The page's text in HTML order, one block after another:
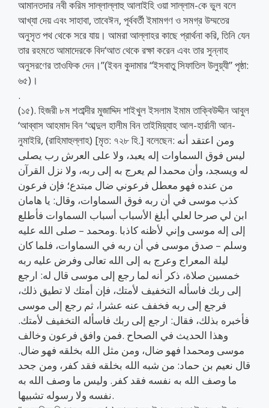
আমানতদার নবী করিম সাল্লাল্লাহু আলাইহি ওয়া সাল্লাম-কে ভুল বলে
আখ্যা দেয় এবং সাহাবা, তাবেঈন, পূর্ববর্তী ইমামগণ ও সমগ্র উম্মতের
অনুসৃত পথ থেকে সরে যায়। আমরা আল্লাহর কাছে প্রার্থনা করি, তিনি যেন
তার রহমতে আমাদেরকে বিদ‘আত থেকে রক্ষা করেন এবং তার সুন্নাহ
অনুসরণের তাওফিক দেন।”(ইবন কুদামার “ইসবাতু সিফাতিল উলুয়্যী” পৃষ্ঠা:
৬৫)।
.
(১৫). হিজরী ৮ম শতাব্দীর মুজাদ্দিদ শাইখুল ইসলাম ইমাম তাক্বিউদ্দীন আবুল
‘আব্বাস আহমাদ বিন ‘আব্দুল হালীম বিন তাইমিয়্যাহ আল-হার্রানী আন-
নুমাইরি, (রাহিমাহুল্লাহ) [মৃত: ৭২৮ হি.] বলেছেন: ومن اعتقد أنه
ليس فوق السماوات إله يعبد، ولا على العرش رب يصلى
له ويسجد، وأن محمدا لم يعرج به إلى ربه، ولا نزل القرآن
من عنده فهو معطل فرعوني ضال مبتدع؛ فإن فرعون
كذب موسى في أن ربه فوق السماوات، وقال: يا هامان
ابن لي صرحا لعلي أبلغ الأسباب أسباب السماوات فأطلع
إلى إله موسى وإني لأظنه كاذبا .ومحمد – صلى الله عليه
وسلم – صدق موسى في أن ربه في السماوات، فلما كان
ليلة المعراج وعرج به إلى الله تعالى وفرض عليه ربه
خمسين صلاة، ذكر أنه لما رجع إلى موسى قال له: ارجع
إلى ربك فاسأله التخفيف لأمتك، فإن أمتك لا تطيق ذلك،
فرجع إلى ربه فخفف عنه عشرا، ثم رجع إلى موسى
فأخبره بذلك، فقال: ارجع إلى ربك فاسأله التخفيف لأمتك.
وهذا الحديث في الصحاح .فمن وافق فرعون وخالف
موسى ومحمدا فهو ضال، ومن مثل الله بخلقه فهو ضال.
قال نعيم بن حماد: من شبه الله بخلقه فقد كفر، ومن جحد
ما وصف الله به نفسه فقد كفر. وليس ما وصف الله به
نفسه ولا رسوله تشبيها.